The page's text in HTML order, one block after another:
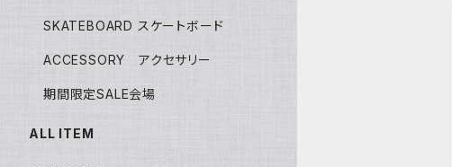
SKATEBOARD スケートボード
ACCESSORY アクセサリー
期間限定SALE会場
ALL ITEM